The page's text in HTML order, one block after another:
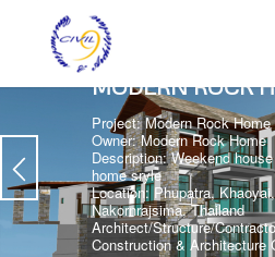
MODERN ROCK
Project: Modern Rock Home
Owner: Modern Rock Home
Description: Weekend
home sryle
Location: Phupatra,
Nakornrajsima, Thailand
Architect/Structure/
Construction & Architecture